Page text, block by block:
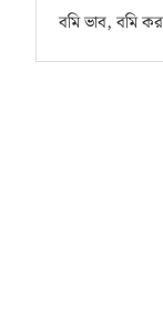
বমি ভাব, বমি